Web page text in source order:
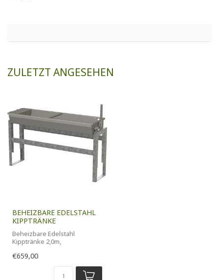
ZULETZT ANGESEHEN
BEHEIZBARE EDELSTAHL
KIPPTRÄNKE
Beheizbare Edelstahl
Kipptränke 2,0m,
€659,00